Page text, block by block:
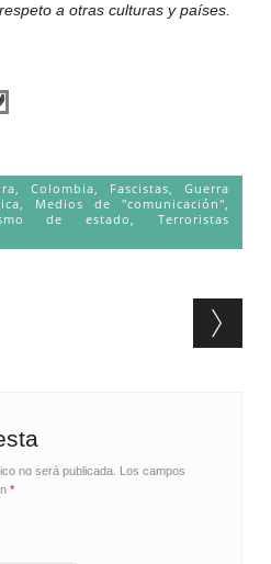
a otras culturas y países.
, Colombia, Fascistas, Guerra
, Medios de "comunicación",
de estado, Terroristas
no será publicada. Los campos
*